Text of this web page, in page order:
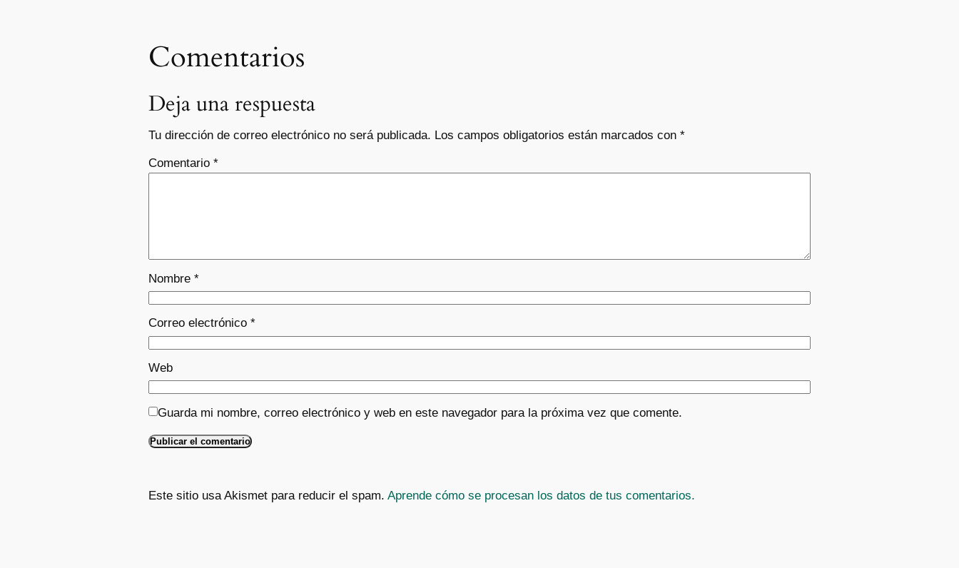
Comentarios
Deja una respuesta
Tu dirección de correo electrónico no será publicada. Los campos obligatorios están marcados con *
Comentario *
Nombre *
Correo electrónico *
Web
Guarda mi nombre, correo electrónico y web en este navegador para la próxima vez que comente.
Este sitio usa Akismet para reducir el spam. Aprende cómo se procesan los datos de tus comentarios.